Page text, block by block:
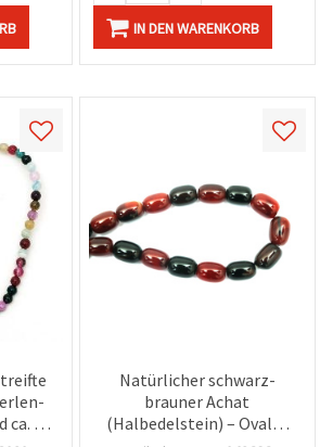
IN DEN WARENKORB
ca. 94
Natürlicher schwarz-
brauner Achat
(Halbedelstein) – Ovaler